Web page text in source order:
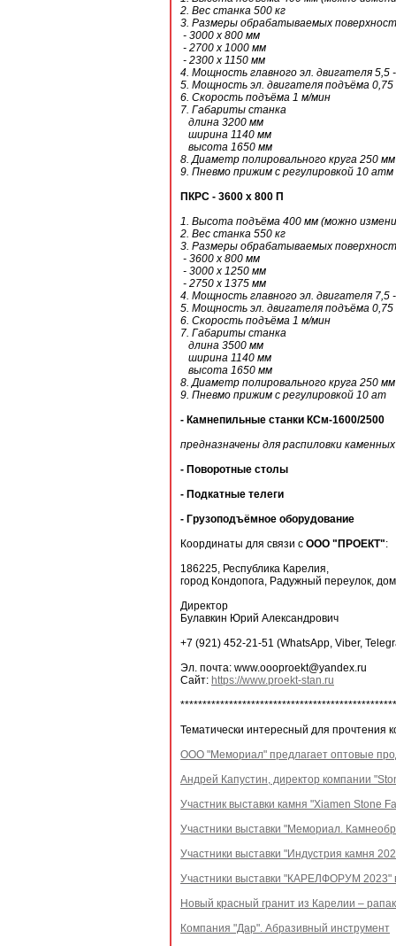
2. Вес станка 500 кг
3. Размеры обрабатываемых
- 3000 х 800 мм
- 2700 х 1000 мм
- 2300 х 1150 мм
4. Мощность главного эл. двигателя 5,5
5. Мощность эл. двигателя подъёма
6. Скорость подъёма 1 м/мин
7. Габариты станка
длина 3200 мм
ширина 1140 мм
высота 1650 мм
8. Диаметр полировального круга 250 мм
9. Пневмо прижим с регулировкой 10 атм
ПКРС - 3600 х 800 П
1. Высота подъёма 400 мм (можно
2. Вес станка 550 кг
3. Размеры обрабатываемых
- 3600 х 800 мм
- 3000 х 1250 мм
- 2750 х 1375 мм
4. Мощность главного эл. двигателя 7,5
5. Мощность эл. двигателя подъёма
6. Скорость подъёма 1 м/мин
7. Габариты станка
длина 3500 мм
ширина 1140 мм
высота 1650 мм
8. Диаметр полировального круга 250 мм
9. Пневмо прижим с регулировкой 10 ат
- Камнепильные станки КСм-1600/2500
предназначены для распиловки
- Поворотные столы
- Подкатные телеги
- Грузоподъёмное оборудование
Координаты для связи с ООО "ПРОЕКТ":
186225, Республика Карелия,
город Кондопога, Радужный переулок,
Директор
Булавкин Юрий Александрович
+7 (921) 452-21-51 (WhatsApp, Viber,
Эл. почта: www.oooproekt@yandex.ru
Сайт: https://www.proekt-stan.ru
Тематически интересный для прочтения
ООО "Мемориал" предлагает оптовые
Андрей Капустин, директор компании
Участник выставки камня "Xiamen Stone
Участники выставки "Мемориал.
Участники выставки "Индустрия камня
Участники выставки "КАРЕЛФОРУМ 2023"
Новый красный гранит из Карелии –
Компания "Дар". Абразивный инструмент